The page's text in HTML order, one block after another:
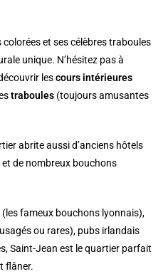
colorées et ses célèbres traboules
unique. N’hésitez pas à
lescours intérieures
traboules (toujours amusantes
abrite aussi d’anciens hôtels
de nombreux bouchons
fameux bouchons lyonnais),
ou rares), pubs irlandais
Saint-Jean est le quartier parfait
flâner.